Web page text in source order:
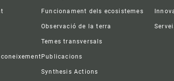
Funcionament dels ecosistemes
Observació de la terra
Temes transversals
Publicacions
Synthesis Actions